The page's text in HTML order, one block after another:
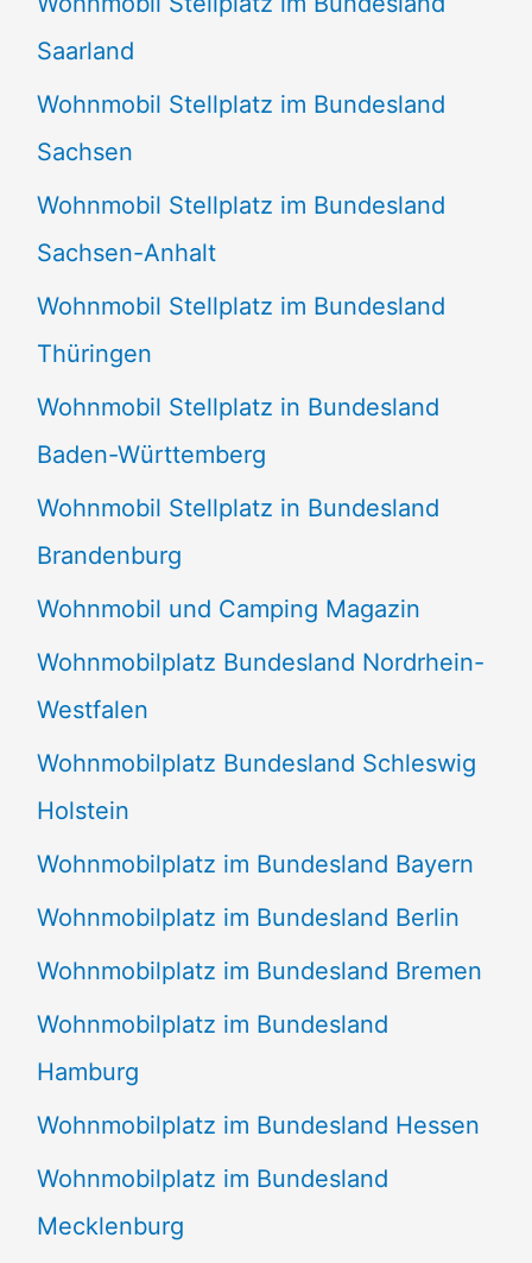
Saarland
Wohnmobil Stellplatz im Bundesland
Sachsen
Wohnmobil Stellplatz im Bundesland
Sachsen-Anhalt
Wohnmobil Stellplatz im Bundesland
Thüringen
Wohnmobil Stellplatz in Bundesland
Baden-Württemberg
Wohnmobil Stellplatz in Bundesland
Brandenburg
Wohnmobil und Camping Magazin
Wohnmobilplatz Bundesland Nordrhein-
Westfalen
Wohnmobilplatz Bundesland Schleswig
Holstein
Wohnmobilplatz im Bundesland Bayern
Wohnmobilplatz im Bundesland Berlin
Wohnmobilplatz im Bundesland Bremen
Wohnmobilplatz im Bundesland
Hamburg
Wohnmobilplatz im Bundesland Hessen
Wohnmobilplatz im Bundesland
Mecklenburg